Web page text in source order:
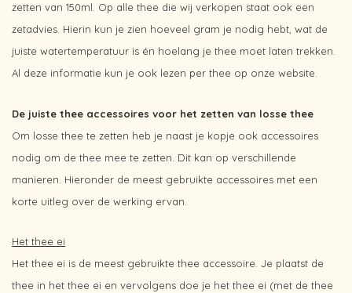
zetten van 150ml. Op alle thee die wij verkopen staat ook een
zetadvies. Hierin kun je zien hoeveel gram je nodig hebt, wat de
juiste watertemperatuur is én hoelang je thee moet laten trekken.
Al deze informatie kun je ook lezen per thee op onze website.
De juiste thee accessoires voor het zetten van losse thee
Om losse thee te zetten heb je naast je kopje ook accessoires
nodig om de thee mee te zetten. Dit kan op verschillende
manieren. Hieronder de meest gebruikte accessoires met een
korte uitleg over de werking ervan.
Het thee ei
Het thee ei is de meest gebruikte thee accessoire. Je plaatst de
thee in het thee ei en vervolgens doe je het thee ei (met de thee